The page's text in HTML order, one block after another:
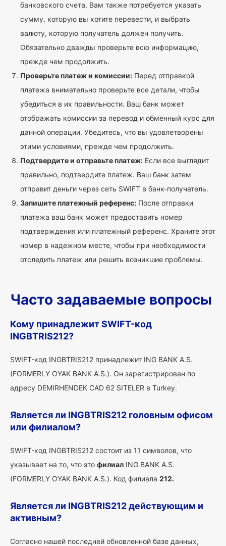
банковского счета. Вам также потребуется указать
сумму, которую вы хотите перевести, и выбрать
валюту, которую получатель должен получить.
Обязательно дважды проверьте всю информацию,
прежде чем продолжить.
Проверьте платеж и комиссии: Перед отправкой
платежа внимательно проверьте все детали, чтобы
убедиться в их правильности. Ваш банк может
отображать комиссии за перевод и обменный курс для
данной операции. Убедитесь, что вы удовлетворены
этими условиями, прежде чем продолжить.
Подтвердите и отправьте платеж: Если все выглядит
правильно, подтвердите платеж. Ваш банк затем
отправит деньги через сеть SWIFT в банк-получатель.
Запишите платежный референс: После отправки
платежа ваш банк может предоставить номер
подтверждения или платежный референс. Храните этот
номер в надежном месте, чтобы при необходимости
отследить платеж или решить возникшие проблемы.
Часто задаваемые вопросы
Кому принадлежит SWIFT-код
INGBTRIS212?
SWIFT-код INGBTRIS212 принадлежит ING BANK A.S.
(FORMERLY OYAK BANK A.S.). Он зарегистрирован по
адресу DEMIRHENDEK CAD 62 SITELER в Turkey.
Является ли INGBTRIS212 головным офисом
или филиалом?
SWIFT-код INGBTRIS212 состоит из 11 символов, что
указывает на то, что это филиал ING BANK A.S.
(FORMERLY OYAK BANK A.S.). Код филиала 212.
Является ли INGBTRIS212 действующим и
активным?
Согласно нашей последней обновленной базе данных,